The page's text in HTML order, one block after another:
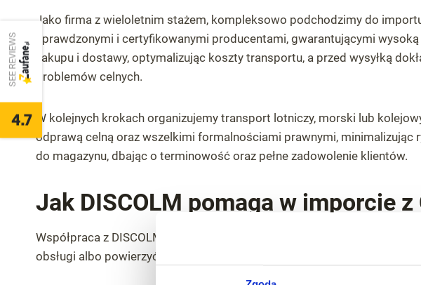
Jako firma z wieloletnim stażem, kompleksowo podchodzimy do
sprawdzonymi i certyfikowanymi producentami, gwarantującymi
zakupu i dostawy, optymalizując koszty transportu, a przed wysyłką
problemów celnych.
W kolejnych krokach organizujemy transport lotniczy, morski lub
odprawą celną oraz wszelkimi formalnościami prawnymi,
do magazynu, dbając o terminowość oraz pełne zadowolenie klientów.
Jak DISCOLM pomaga w imporcie z
Współpraca z DISCOLM może obejmować cały proces importu lub
obsługi albo powierzyć nam tylko te działania, które wymagają wsparcia
SEE REVIEWS
4.7